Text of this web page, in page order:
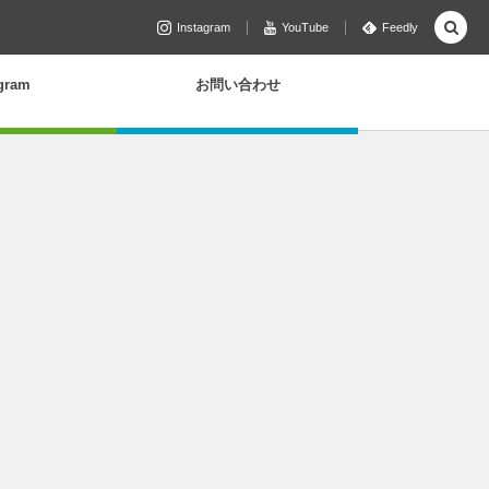
Instagram YouTube Feedly
お問い合わせ